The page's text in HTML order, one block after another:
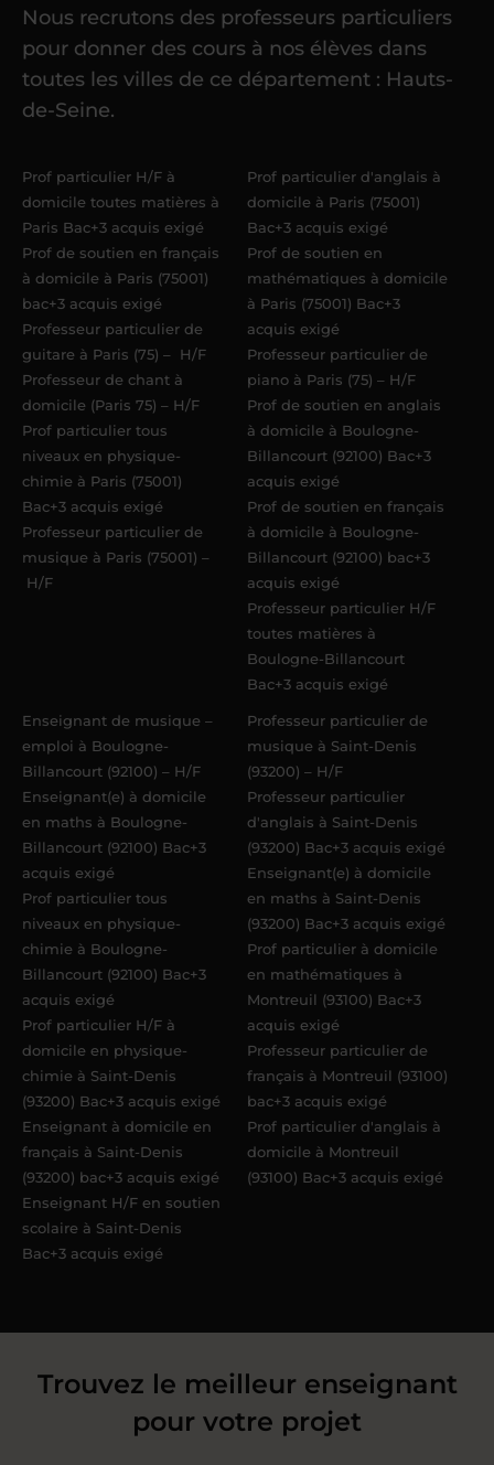
Une fois ma candidature validée,mon
référent me confie mes premiers
élèvesdans un délai de6 jours
maximum
Nous recrutons des professeurs particuliers
pour donner des cours à nos élèves dans
toutes les villes de ce département : Hauts-
de-Seine.
Prof particulier H/F à
domicile toutes matières à
Paris Bac+3 acquis exigé
Prof de soutien en français
à domicile à Paris (75001)
bac+3 acquis exigé
Professeur particulier de
guitare à Paris (75) – H/F
Professeur de chant à
domicile (Paris 75) – H/F
Prof particulier tous
niveaux en physique-
chimie à Paris (75001)
Bac+3 acquis exigé
Professeur particulier de
musique à Paris (75001) –
H/F
Prof particulier d'anglais à
domicile à Paris (75001)
Bac+3 acquis exigé
Prof de soutien en
mathématiques à domicile
à Paris (75001) Bac+3
acquis exigé
Professeur particulier de
piano à Paris (75) – H/F
Prof de soutien en anglais
à domicile à Boulogne-
Billancourt (92100) Bac+3
acquis exigé
Prof de soutien en français
à domicile à Boulogne-
Billancourt (92100) bac+3
acquis exigé
Professeur particulier H/F
toutes matières à
Boulogne-Billancourt
Bac+3 acquis exigé
Enseignant de musique –
emploi à Boulogne-
Billancourt (92100) – H/F
Enseignant(e) à domicile
en maths à Boulogne-
Billancourt (92100) Bac+3
acquis exigé
Prof particulier tous
niveaux en physique-
chimie à Boulogne-
Billancourt (92100) Bac+3
acquis exigé
Prof particulier H/F à
domicile en physique-
chimie à Saint-Denis
(93200) Bac+3 acquis exigé
Enseignant à domicile en
français à Saint-Denis
(93200) bac+3 acquis exigé
Enseignant H/F en soutien
scolaire à Saint-Denis
Bac+3 acquis exigé
Professeur particulier de
musique à Saint-Denis
(93200) – H/F
Professeur particulier
d'anglais à Saint-Denis
(93200) Bac+3 acquis exigé
Enseignant(e) à domicile
en maths à Saint-Denis
(93200) Bac+3 acquis exigé
Prof particulier à domicile
en mathématiques à
Montreuil (93100) Bac+3
acquis exigé
Professeur particulier de
français à Montreuil (93100)
bac+3 acquis exigé
Prof particulier d'anglais à
domicile à Montreuil
(93100) Bac+3 acquis exigé
Trouvez le meilleur enseignant
pour votre projet